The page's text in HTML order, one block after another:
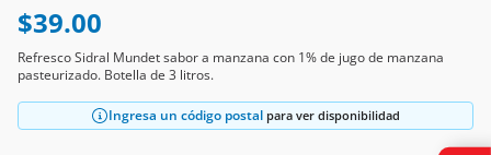
$39.00
Refresco Sidral Mundet sabor a manzana con 1% de jugo de manzana
pasteurizado. Botella de 3 litros.
Ingresa un código postal para ver disponibilidad